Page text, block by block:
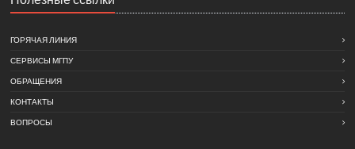
ГОРЯЧАЯ ЛИНИЯ
СЕРВИСЫ МГПУ
ОБРАЩЕНИЯ
КОНТАКТЫ
ВОПРОСЫ